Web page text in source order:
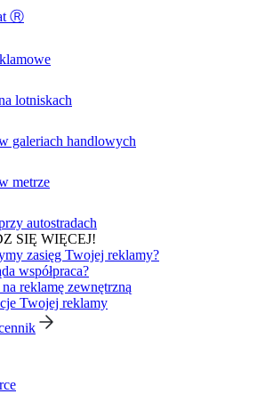
Ⓡ
lotniskach
galeriach handlowych
metrze
autostradach
SIĘ WIĘCEJ!
zasięg Twojej reklamy?
współpraca?
reklamę zewnętrzną
Twojej reklamy